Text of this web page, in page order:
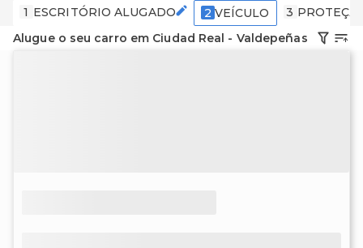
1 ESCRITÓRIO ALUGADO 2 VEÍCULO 3
Alugue o seu carro em Ciudad Real - Valdepeñas